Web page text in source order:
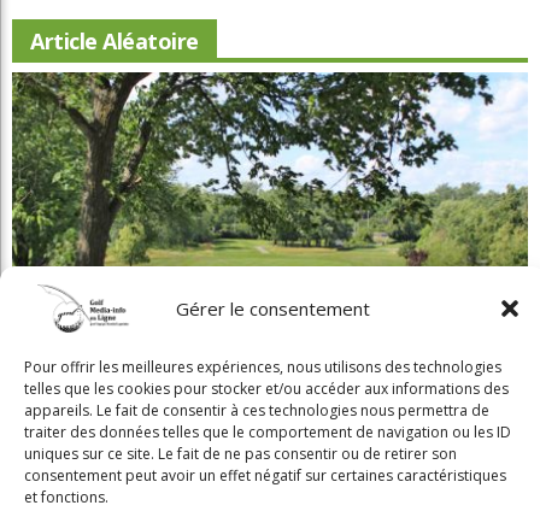
Gérer le consentement
Pour offrir les meilleures expériences, nous utilisons des technologies
telles que les cookies pour stocker et/ou accéder aux informations des
appareils. Le fait de consentir à ces technologies nous permettra de
traiter des données telles que le comportement de navigation ou les ID
uniques sur ce site. Le fait de ne pas consentir ou de retirer son
consentement peut avoir un effet négatif sur certaines caractéristiques
et fonctions.
Article Aléatoire
Beaconsfield renoue avec son look d'antan